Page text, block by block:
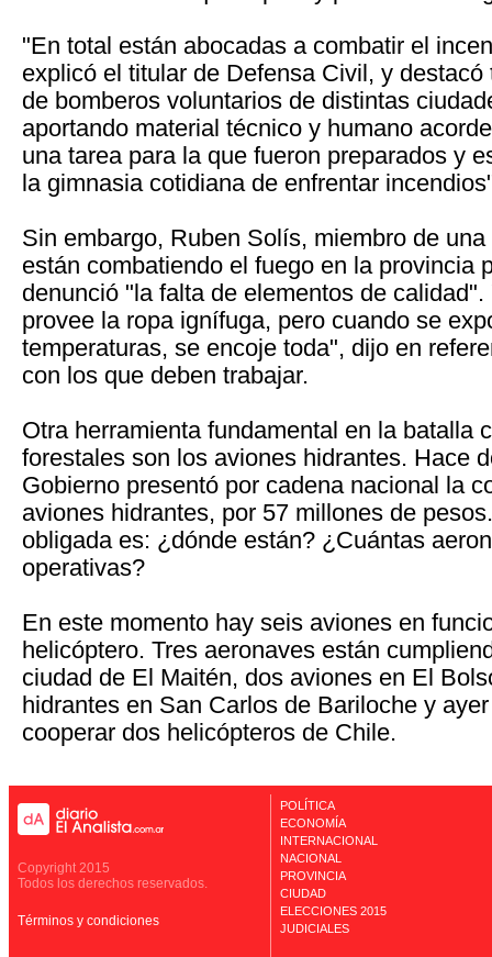
"En total están abocadas a combatir el
explicó el titular de Defensa Civil, y
de bomberos voluntarios de distintas
aportando material técnico y humano
una tarea para la que fueron preparados y
la gimnasia cotidiana de enfrentar
Sin embargo, Ruben Solís, miembro de
están combatiendo el fuego en la provincia
denunció "la falta de elementos de
provee la ropa ignífuga, pero cuando se
temperaturas, se encoje toda", dijo en
con los que deben trabajar.
Otra herramienta fundamental en la batalla
forestales son los aviones hidrantes. Hace
Gobierno presentó por cadena nacional la
aviones hidrantes, por 57 millones de
obligada es: ¿dónde están? ¿Cuántas
operativas?
En este momento hay seis aviones en
helicóptero. Tres aeronaves están
ciudad de El Maitén, dos aviones en El
hidrantes en San Carlos de Bariloche y
cooperar dos helicópteros de Chile.
Copyright 2015
Todos los derechos reservados.
Términos y condiciones
POLÍTICA
ECONOMÍA
INTERNACIONAL
NACIONAL
PROVINCIA
CIUDAD
ELECCIONES 2015
JUDICIALES